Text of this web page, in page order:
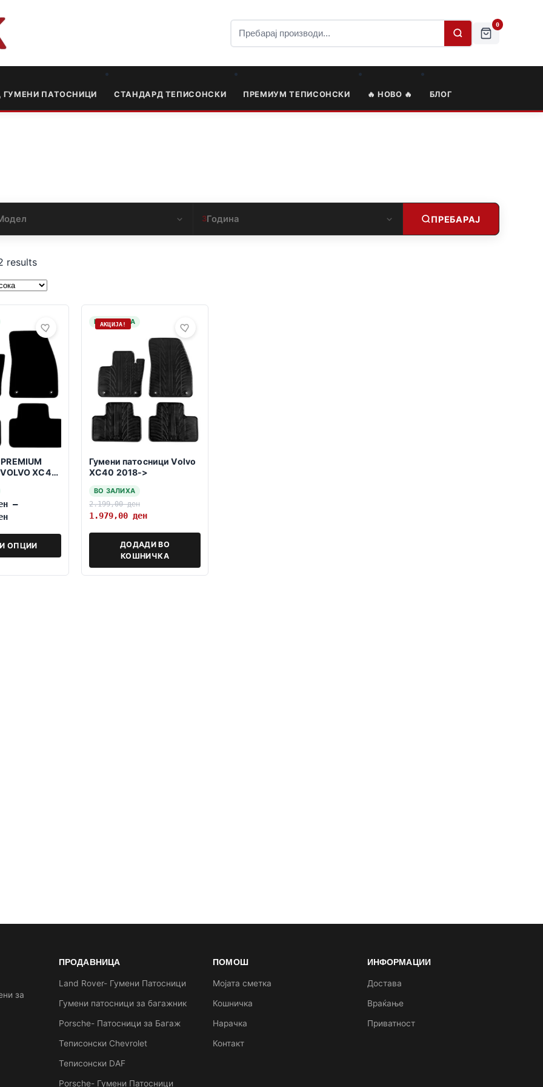
0
ГУМЕНИ ПАТОСНИЦИ СТАНДАРД ТЕПИСОНСКИ ПРЕМИУМ ТЕПИСОНСКИ 🔥 НОВО 🔥 БЛОГ
3Година ПРЕБАРАЈ
results
XC40
–
ОПЦИИ
НА ЗАЛИХА
АКЦИЈА!
Гумени патосници Volvo
XC40 2018->
ВО ЗАЛИХА
2.199,00ден
1.979,00 ден
ДОДАДИ ВО
КОШНИЧКА
за
ПРОДАВНИЦА
Land Rover- Гумени Патосници
Гумени патосници за багажник
Porsche- Патосници за Багаж
Теписонски Chevrolet
Теписонски DAF
Porsche- Гумени Патосници
ПОМОШ
Мојата сметка
Кошничка
Нарачка
Контакт
ИНФОРМАЦИИ
Достава
Враќање
Приватност